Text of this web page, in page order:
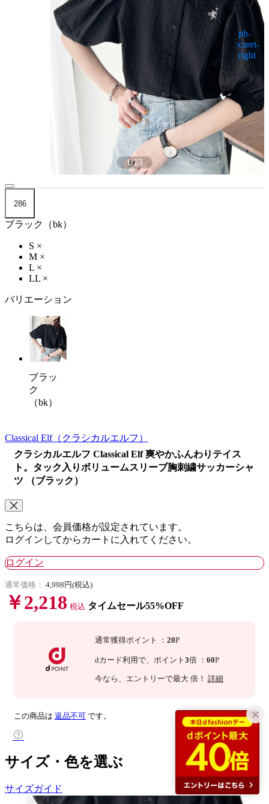
1/13
286
ブラック（bk）
S ×
M ×
L ×
LL ×
バリエーション
ブラッ
ク
（bk）
Classical Elf（クラシカルエルフ）
クラシカルエルフ Classical Elf 爽やかふんわりテイス
ト。タック入りボリュームスリーブ胸刺繍サッカーシャ
ツ （ブラック）
こちらは、会員価格が設定されています。
ログインしてからカートに入れてください。
ログイン
通常価格： 4,998円(税込)
￥2,218 税込 タイムセール55%OFF
通常獲得ポイント ： 20P
dカード利用で、 ポイント 3倍 ： 60P
今なら 、エントリーで最大 倍！ 詳細
この商品は 返品不可 です。
サイズ・色を選ぶ
サイズガイド